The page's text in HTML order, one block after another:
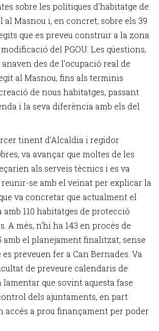
sobre les polítiques d’habitatge de
Masnou i, en concret, sobre els 39
que es preveu construir a la zona
del PGOU. Les qüestions,
des de l’ocupació real de
al Masnou, fins als terminis
de nous habitatges, passant
i la seva diferència amb els del
tinent d’Alcaldia i regidor
va avançar que moltes de les
als serveis tècnics i es va
se amb el veïnat per explicar la
va concretar que actualment el
110 habitatges de protecció
A més, n'hi ha 143 en procés de
amb el planejament finalitzat, sense
preveuen fer a Can Bernades. Va
de preveure calendaris de
que sovint aquesta fase
dels ajuntaments, en part
accés a prou finançament per poder